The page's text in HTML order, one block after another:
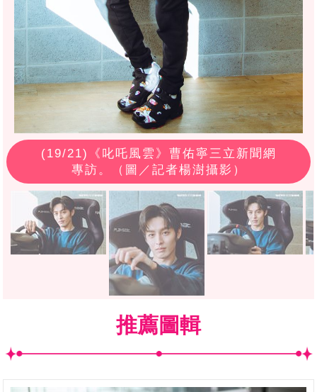
(19/21)《叱吒風雲》曹佑寧三立新聞網
專訪。（圖／記者楊澍攝影）
推薦圖輯